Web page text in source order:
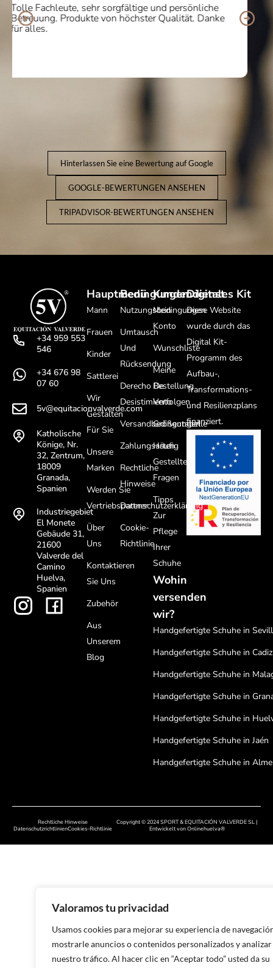
Valoramos tu privacidad
Usamos cookies para mejorar su experiencia de
mostrarle anuncios o contenidos personalizados y analizar
nuestro tráfico. Al hacer clic en “Aceptar todo” usted da su
Ich habe online ein paar Stiefel gekauft und der
Service war 10/10. Ich bin von der Qualität und dem
Komfort des Produkts begeistert. Werde ich auf
Hinterlassen Sie eine Bewertung auf Google
GOOGLE-BEWERTUNGEN ANSEHEN
TRIPADVISOR-BEWERTUNGEN ANSEHEN
+34 959 553
546
+34 676 98
07 60
5v@equitacionvalverde.com
Katholische
Könige, Nr.
32, Zentrum,
18009
Granada,
Spanien
Industriegebiet
El Monete
Gebäude 31,
21600
Valverde del
Camino
Huelva,
Spanien
Hauptmenü
Mann
Frauen
Kinder
Sattlerei
Wir
Gestalten
Für Sie
Unsere
Marken
Werden Sie
Vertriebspartner
Über
Uns
Kontaktieren
Sie Uns
Zubehör
Aus
Unserem
Blog
Bedingungen
Nutzungsbedingungen
Umtausch
Und
Rücksendung
Derecho De
Desistimiento
Versandbedingungen
Zahlungsarten
Rechtliche
Hinweise
Datenschutzerklärung
Cookie-
Richtlinie
Kundendienst
Mein
Konto
Wunschliste
Meine
Bestellung
Verfolgen
Größentabelle
Häufig
Gestellte
Fragen
Tipps
Zur
Pflege
Ihrer
Schuhe
Wohin
versenden
wir?
Handgefertigte Schuhe in
Handgefertigte Schuhe in Cadiz
Handgefertigte Schuhe in
Handgefertigte Schuhe in
Handgefertigte Schuhe in
Handgefertigte Schuhe in Jaén
Handgefertigte Schuhe in
Handgefertigte Schuhe in
Handgefertigte Schuhe in
Handgefertigte Schuhe in Lugo
Handgefertigte Schuhe in
Digitales Kit
Diese Website
wurde durch das
Digital Kit-
Programm des
Aufbau-,
Transformations-
und Resilienzplans
finanziert.
Rechtliche Hinweise
DatenschutzrichtlinienCookies-Richtlinie
Copyright © 2024 SPORT & EQUITACIÓN VALVERDE SL |
Entwickelt vonOnlinehuelva®